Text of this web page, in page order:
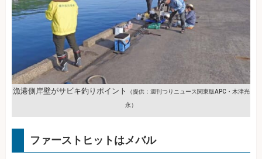
漁港側岸壁がサビキ釣りポイント （提供：週刊つりニュース関東版APC・木津光
永）
ファーストヒットはメバル